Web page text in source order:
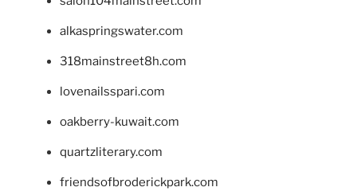
alkaspringswater.com
318mainstreet8h.com
lovenailsspari.com
oakberry-kuwait.com
quartzliterary.com
friendsofbroderickpark.com